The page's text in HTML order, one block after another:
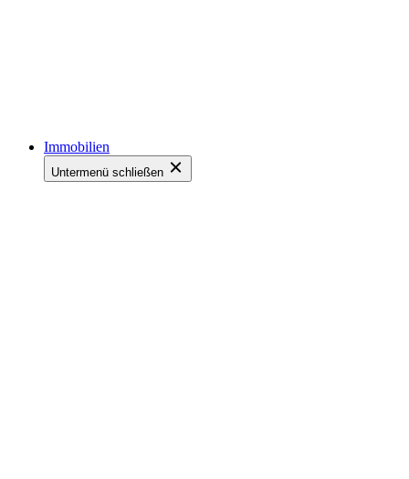
Immobilien
Untermenü schließen